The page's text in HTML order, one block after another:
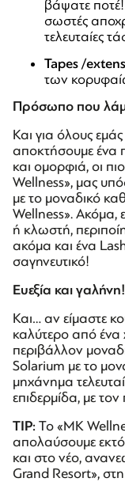
βάψατε ποτέ!
σωστές
τελευταίες
Tapes /
των
Πρόσωπο που
Και για όλους
αποκτήσουμε ένα
και ομορφιά, οι
Wellness», μας
με το μοναδικό
Wellness». Ακόμα,
ή κλωστή,
ακόμα και ένα
σαγηνευτικό!
Ευεξία και γαλήνη!
Και… αν είμαστε
καλύτερο από
περιβάλλον
Solarium με το
μηχάνημα
επιδερμίδα, με
TIP: Το «MK
απολαύσουμε
και στο νέο,
Grand Resort»,